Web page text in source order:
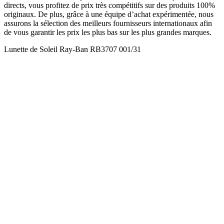
directs, vous profitez de prix très compétitifs sur des produits 100%
originaux. De plus, grâce à une équipe d’achat expérimentée, nous
assurons la sélection des meilleurs fournisseurs internationaux afin
de vous garantir les prix les plus bas sur les plus grandes marques.
Lunette de Soleil Ray-Ban RB3707 001/31